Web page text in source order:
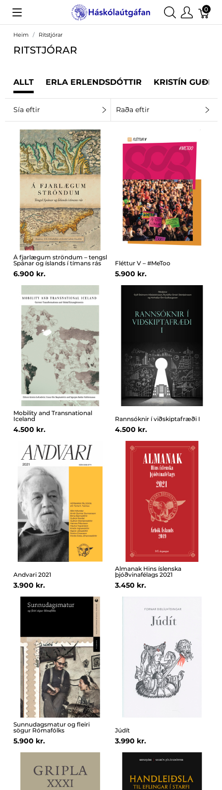
0
Heim Ritstjórar
RITSTJÓRAR
ALLT ERLA ERLENDSDÓTTIR KRISTÍN
Sía eftir Raða eftir
Á fjarlægum ströndum – tengsl
Spánar og íslands í tímans rás
6.900 kr.
Fléttur V – #MeToo
5.900 kr.
Mobility and Transnational
Iceland
4.500 kr.
Rannsóknir í viðskiptafræði I
4.500 kr.
Andvari 2021
3.900 kr.
Almanak Hins íslenska
þjóðvinafélags 2021
3.450 kr.
Sunnudagsmatur og fleiri
sögur Rómafólks
5.900 kr.
Júdít
3.990 kr.